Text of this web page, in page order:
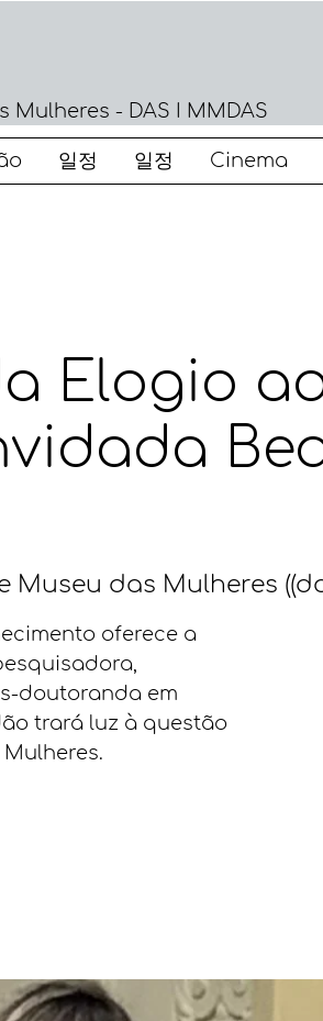
Mulheres - DAS I MMDAS
일정 일정 Cinema
Elogio
Museu das Mulheres
oferece a
doutoranda em
trará luz à questão